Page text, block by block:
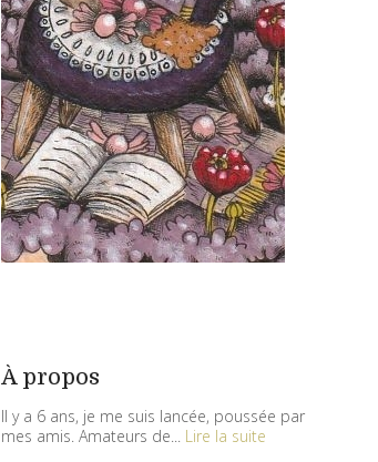
À propos
Il y a 6 ans, je me suis lancée, poussée par
mes amis. Amateurs de...
Lire la suite